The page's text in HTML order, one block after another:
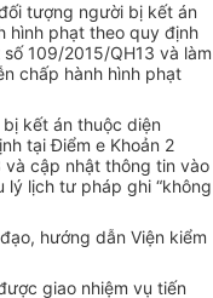
tượng người bị kết án
hình phạt theo quy định
109/2015/QH13 và làm
chấp hành hình phạt
kết án thuộc diện
tại Điểm e Khoản 2
và cập nhật thông tin vào
lý lịch tư pháp ghi “không
hướng dẫn Viện kiểm
giao nhiệm vụ tiến